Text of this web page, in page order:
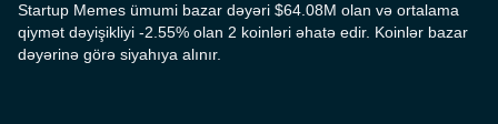
Startup Memes ümumi bazar dəyəri $64.08M olan və ortalama
qiymət dəyişikliyi -2.55% olan 2 koinləri əhatə edir. Koinlər bazar
dəyərinə görə siyahıya alınır.